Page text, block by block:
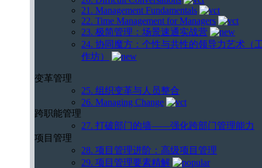
21. Management Fundamentals
22. Time Management for Managers
23. 极简管理：场景速通实战营
24. 协同魔方：个性与共性的领导力艺术（
作坊）
变革管理
25. 组织变革与人员整合
26. Managing Change
跨职能管理
27. 打破部门的墙——强化跨部门管理能力
项目管理
28. 项目管理进阶：高级项目管理
29. 项目管理要素精解